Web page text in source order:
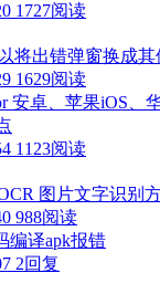
1727阅读
将出错弹窗换成其
1629阅读
安卓、苹果iOS、
1123阅读
图片文字识别
988阅读
编译apk报错
2回复